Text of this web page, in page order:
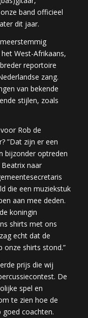
band officieel
dit jaar.
West-Afrikaans,
reportoire
zang.
van bekende
stijlen, zoals
Rob de
”Dat zijn er een
bijzonder optreden
naar
die een muziekstuk
aan mee deden.
koningin
shirts met ons
echt dat de
onze shirts stond.”
prijs die wij
De
spel en
te zien hoe de
goed coachten.